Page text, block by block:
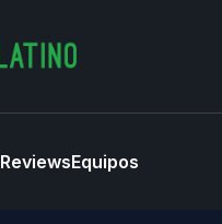
ReviewsEquipos